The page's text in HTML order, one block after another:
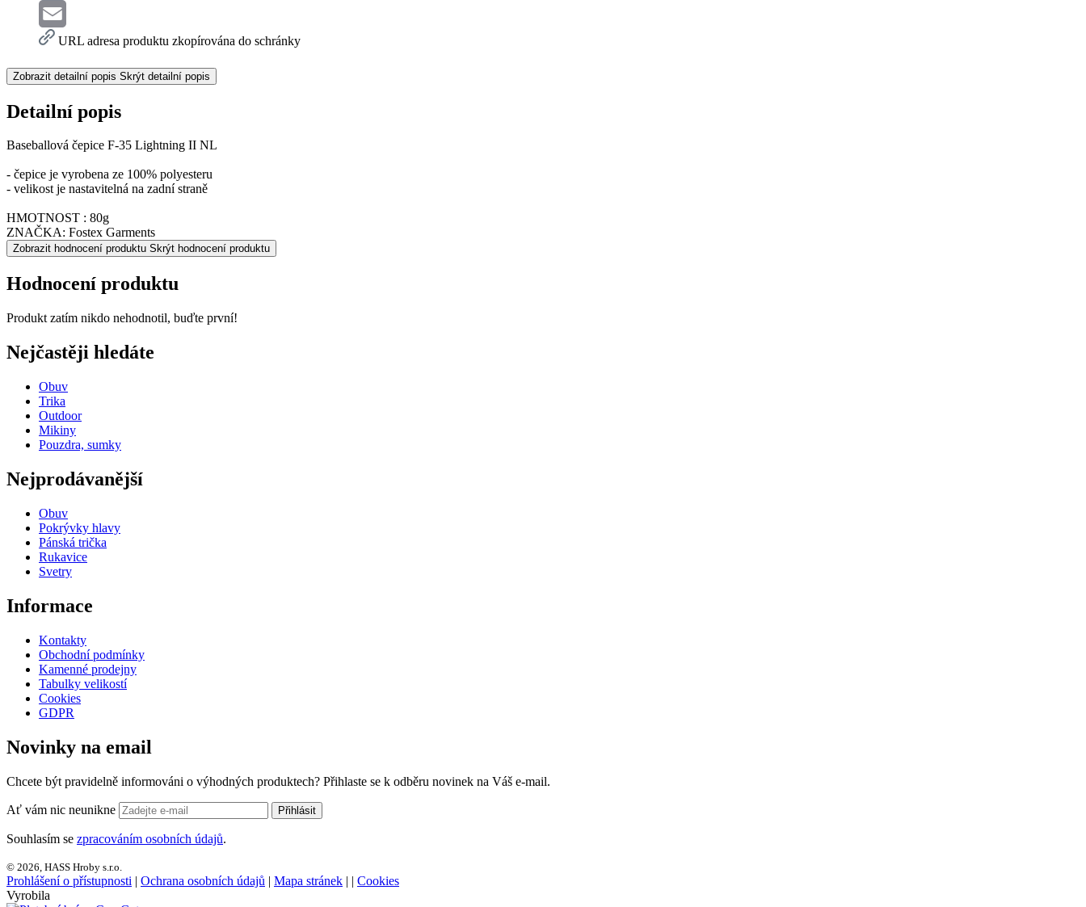
Mail
Outlook.com
EmailURL adresa produktu zkopírována do schránky
Zobrazit detailní popis Skrýt detailní popis
Detailní popis
Baseballová čepice F-35 Lightning II NL
- čepice je vyrobena ze 100% polyesteru
- velikost je nastavitelná na zadní straně
HMOTNOST : 80g
ZNAČKA: Fostex Garments
Zobrazit hodnocení produktu Skrýt hodnocení produktu
Hodnocení produktu
Produkt zatím nikdo nehodnotil, buďte první!
Nejčastěji hledáte
Obuv
Trika
Outdoor
Mikiny
Pouzdra, sumky
Nejprodávanější
Obuv
Pokrývky hlavy
Pánská trička
Rukavice
Svetry
Informace
Kontakty
Obchodní podmínky
Kamenné prodejny
Tabulky velikostí
Cookies
GDPR
Novinky na email
Chcete být pravidelně informováni o výhodných produktech? Přihlaste se k odběru novinek na Váš e-mail.
Ať vám nic neunikne Přihlásit
Souhlasím se zpracováním osobních údajů.
© 2026, HASS Hroby s.r.o.
Prohlášení o přístupnosti | Ochrana osobních údajů | Mapa stránek | | Cookies
Vyrobila